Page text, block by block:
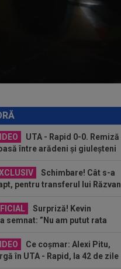
antrenor al Italiei U16
cum să dai greș cu așa
UTA - Rapid 0-0. Remiză
între arădeni și giuleșteni
Schimbare! Cât s-a
pentru transferul lui Răzvan
Surpriză! Kevin
semnat: ”Nu am putut rata
Ce coșmar: Alexi Pitu,
în UTA - Rapid, la 42 de zile